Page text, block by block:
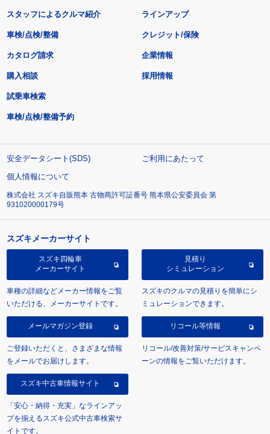
スタッフによるクルマ紹介 ラインアップ
車検/点検/整備 クレジット/保険
カタログ請求
購入相談
試乗車検索
車検/点検/整備予約
企業情報
採用情報
安全データシート(SDS)
ご利用にあたって
個人情報について
株式会社 スズキ自販熊本 古物商許可証番号 熊本県公安委員会 第
931020000179号
スズキメーカーサイト
スズキ四輪車
メーカーサイト
車種の詳細などメーカー情報をご覧
いただける、メーカーサイトです。
見積り
シミュレーション
スズキのクルマの見積りを簡単にシ
ミュレーションできます。
メールマガジン登録
ご登録いただくと、さまざまな情報
をメールでお届けします。
リコール等情報
リコール/改善対策/サービスキャンペ
ーンの情報をご覧いただけます。
スズキ中古車情報サイト
「安心・納得・充実」なラインアッ
プを揃えるスズキ公式中古車検索サ
イトです。